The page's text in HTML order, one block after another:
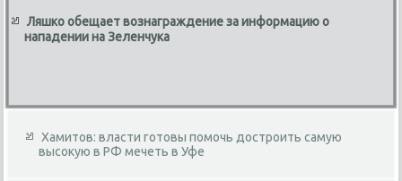
Ляшко обещает вознаграждение за информацию о
нападении на Зеленчука
Хамитов: власти готовы помочь достроить самую
высокую в РФ мечеть в Уфе